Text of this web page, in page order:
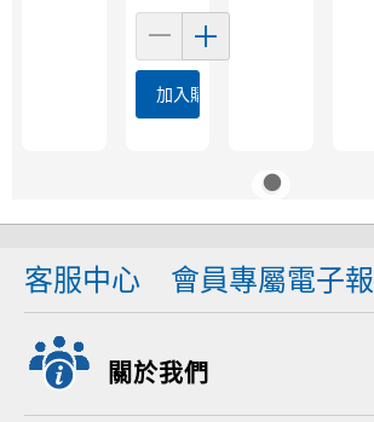
加入購物車
客服中心 會員專屬電子報
關於我們